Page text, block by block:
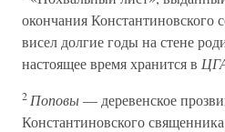
окончания Константиновского
висел долгие годы на стене
настоящее время хранится в
2 Поповы— деревенское
Константиновского